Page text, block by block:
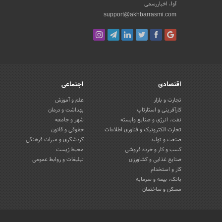
آوا، اخباررسمی
support@akhbarrasmi.com
اقتصادی
تجارت و بازار
کارآفرینی و استارتاپ
نفت، انرژی و صنایع وابسته
تجارت الکترونیک و فناوری اطلاعات
صنعت و تولید
کسب و کار و خرده فروشی
صنایع غذایی و کشاورزی
کار و استخدام
بانک، بیمه و سرمایه
مسکن و ساختمان
اجتماعی
علم و آموزش
بهداشت و درمان
شهر و جامعه
حقوقی و قانون
گردشگری و میراث فرهنگی
محیط زیست
تبلیغات و روابط عمومی